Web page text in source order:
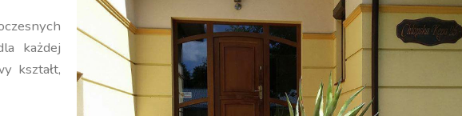
każdej
kształt,